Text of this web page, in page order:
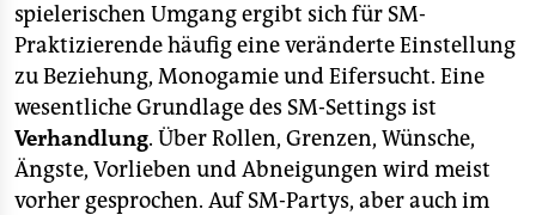
spielerischen Umgang ergibt sich für SM-
Praktizierende häufig eine veränderte Einstellung
zu Beziehung, Monogamie und Eifersucht. Eine
wesentliche Grundlage des SM-Settings ist
Verhandlung. Über Rollen, Grenzen, Wünsche,
Ängste, Vorlieben und Abneigungen wird meist
vorher gesprochen. Auf SM-Partys, aber auch im